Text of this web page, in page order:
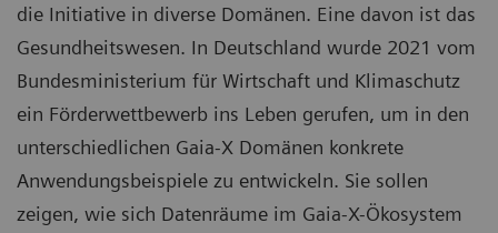
die Initiative in diverse Domänen. Eine davon ist das
Gesundheitswesen. In Deutschland wurde 2021 vom
Bundesministerium für Wirtschaft und Klimaschutz
ein Förderwettbewerb ins Leben gerufen, um in den
unterschiedlichen Gaia-X Domänen konkrete
Anwendungsbeispiele zu entwickeln. Sie sollen
zeigen, wie sich Datenräume im Gaia-X-Ökosystem